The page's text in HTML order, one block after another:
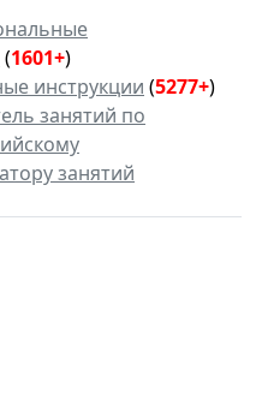
(1601+)
инструкции (5277+)
занятий по
занятий